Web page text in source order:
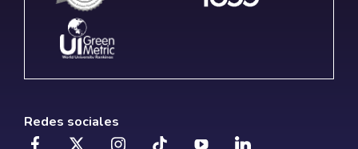
Redes sociales